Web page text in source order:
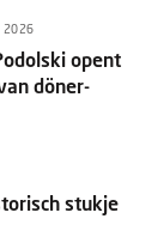
2026
opent
döner-
stukje